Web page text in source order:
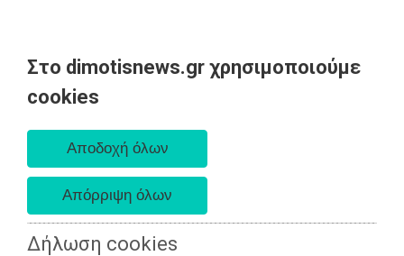
Στο dimotisnews.gr χρησιμοποιούμε
cookies
Δήλωση cookies
AΡΧΙΚΗ
ΕΙΔΗΣΕΙΣ
ΠΟΛΙΤΙΚΗ
ΤΟΠΙΚΗ
ΑΥΤΟΔΙΟΙΚΗΣΗ